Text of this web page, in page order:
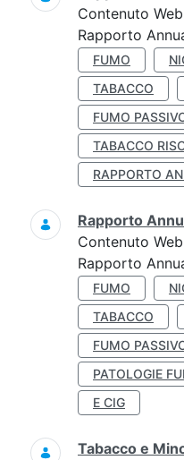
Contenuto Web
Rapporto
FUMO
TABACCO
FUMO
TABACCO
RAPPORTO
Rapporto
Contenuto Web
Rapporto
FUMO
TABACCO
FUMO
PATOLOGIE
E CIG
Tabacco e